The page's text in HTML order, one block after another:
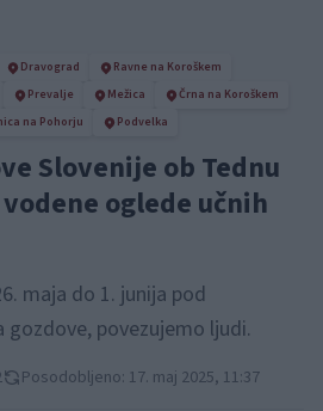
Dravograd
Ravne na Koroškem
Prevalje Mežica
Črna na Koroškem
na Pohorju Podvelka
Slovenije ob Tednu
oglede učnih
maja do 1. junija pod
gozdove, povezujemo ljudi.
Posodobljeno: 17. maj 2025, 11:37